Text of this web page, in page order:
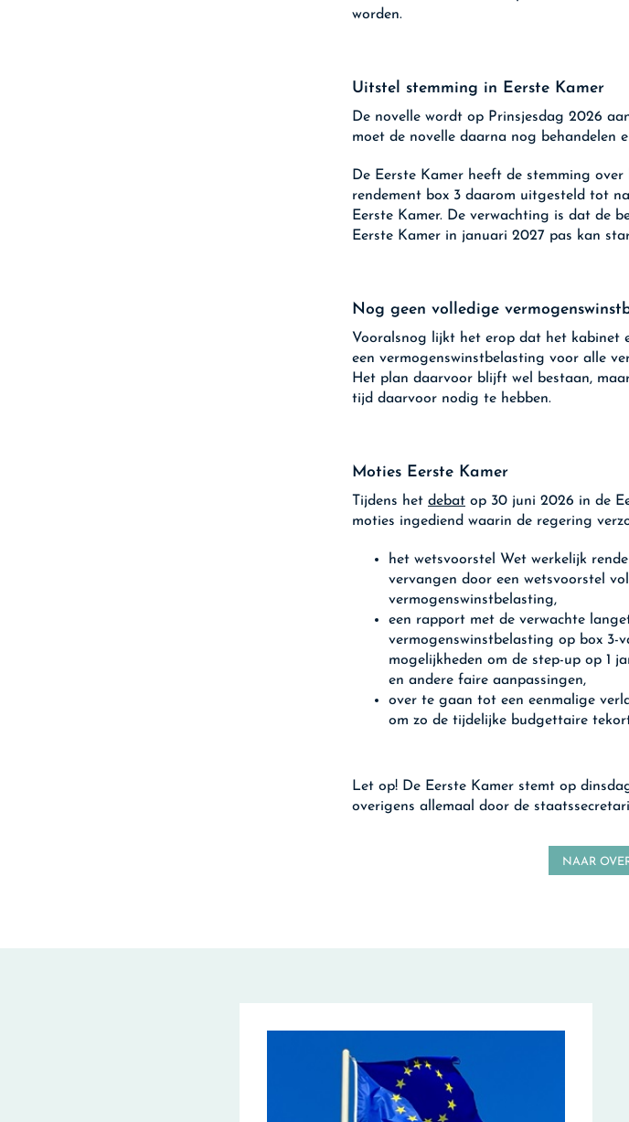
worden.
Uitstel stemming in Eerste Kamer
De novelle wordt op Prinsjesdag 2026
moet de novelle daarna nog behandelen
De Eerste Kamer heeft de stemming
rendement box 3 daarom uitgesteld tot
Eerste Kamer. De verwachting is dat de
Eerste Kamer in januari 2027 pas kan
Nog geen volledige
Vooralsnog lijkt het erop dat het kabinet
een vermogenswinstbelasting voor alle
Het plan daarvoor blijft wel bestaan,
tijd daarvoor nodig te hebben.
Moties Eerste Kamer
Tijdens het debat op 30 juni 2026 in de
moties ingediend waarin de regering
het wetsvoorstel Wet werkelijk
vervangen door een wetsvoorstel
vermogenswinstbelasting,
een rapport met de verwachte
vermogenswinstbelasting op box 3-
mogelijkheden om de step-up op 1
en andere faire aanpassingen,
over te gaan tot een eenmalige
om zo de tijdelijke budgettaire
Let op! De Eerste Kamer stemt op
overigens allemaal door de
NAAR